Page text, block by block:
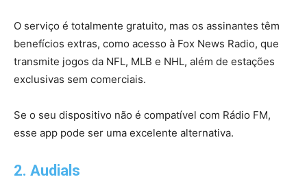
O serviço é totalmente gratuito, mas os assinantes têm
benefícios extras, como acesso à Fox News Radio, que
transmite jogos da NFL, MLB e NHL, além de estações
exclusivas sem comerciais.
Se o seu dispositivo não é compatível com Rádio FM,
esse app pode ser uma excelente alternativa.
2. Audials